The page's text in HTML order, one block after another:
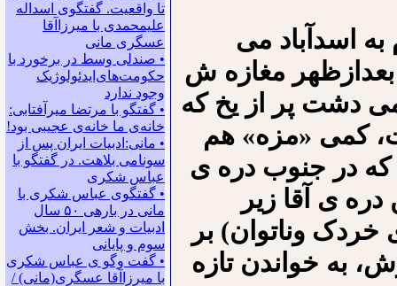
‌تا واقعیت. گفتگوی اسداله
علیمحمدی با میرزاآقا
عسگری ‌مانی
• صندلی وسط در برخورد با
حکومت‌های‌ایدئولوژیک
وجود ندارد
• گفتگو با مرتضا میرآفتابی:
ﺧﺎﻧﻪﻯ ﻣﺎ ﺧﺎﻧﻪﻯ ﻋﺠﻴﺒﻰ ﺑﻮﺩ!
• مانی:ادبیات ایران پس از
سونامی بلاهت. در گفتگو با
عباس شکری
• گفتگوی عباس شکری با
مانی در باره‍ی ۵۰ سال
ادبیات و شعر ایران. بخش
سوم و پایانی
• گفت وگو ی عباس شکری
با میرزاآقا عسگری(مانی) /
اسدآباد می
سری به سعید می زدم. او حوالی ۵ بعدازظهر مغازه ش
دشت پر از یخ که
کمی «مزه» هم
که در جنوب دره ی
ی آقا زیر
وناتوان) بر
به خواندن تازه